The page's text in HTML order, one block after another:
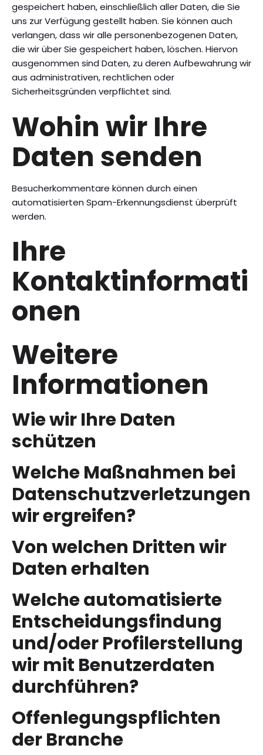
gespeichert haben, einschließlich aller Daten, die Sie
uns zur Verfügung gestellt haben. Sie können auch
verlangen, dass wir alle personenbezogenen Daten,
die wir über Sie gespeichert haben, löschen. Hiervon
ausgenommen sind Daten, zu deren Aufbewahrung wir
aus administrativen, rechtlichen oder
Sicherheitsgründen verpflichtet sind.
Wohin wir Ihre
Daten senden
Besucherkommentare können durch einen
automatisierten Spam-Erkennungsdienst überprüft
werden.
Ihre
Kontaktinformati
onen
Weitere
Informationen
Wie wir Ihre Daten
schützen
Welche Maßnahmen bei
Datenschutzverletzungen
wir ergreifen?
Von welchen Dritten wir
Daten erhalten
Welche automatisierte
Entscheidungsfindung
und/oder Profilerstellung
wir mit Benutzerdaten
durchführen?
Offenlegungspflichten
der Branche